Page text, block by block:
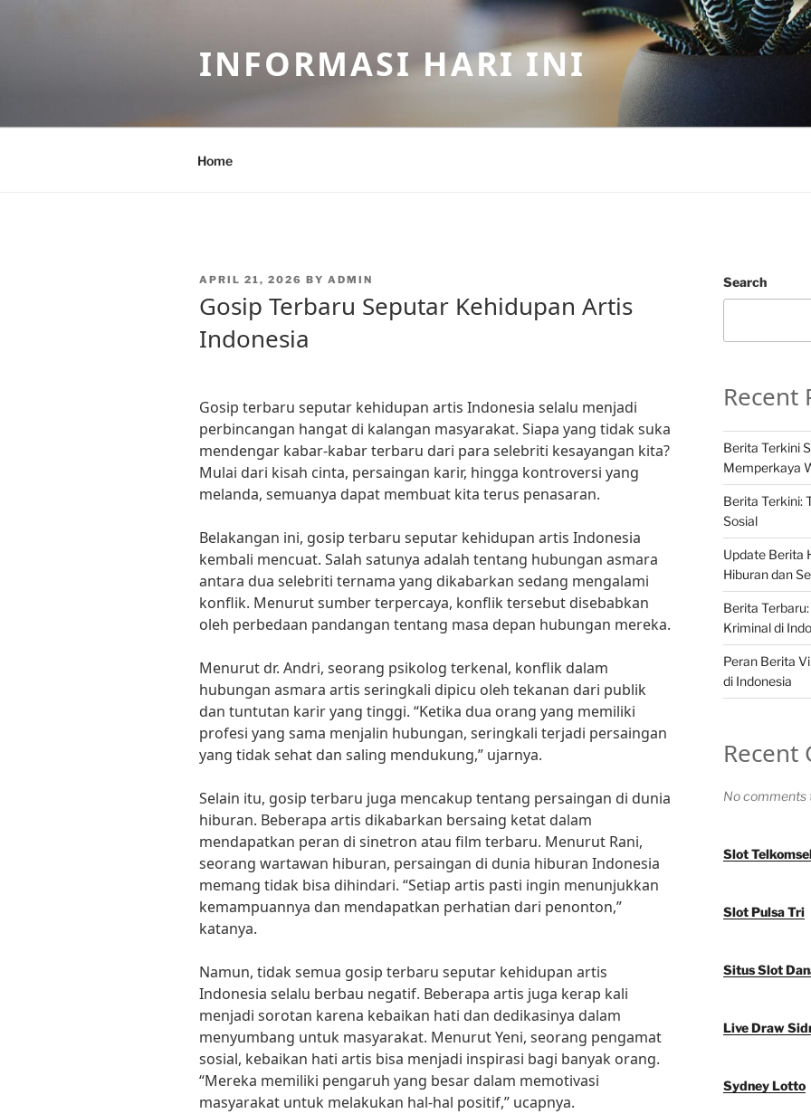
INFORMASI HARI INI
Home
POSTED
APRIL 21, 2026 BY ADMIN
Gosip Terbaru Seputar Kehidupan Artis
Indonesia
Gosip terbaru seputar kehidupan artis Indonesia selalu menjadi
perbincangan hangat di kalangan masyarakat. Siapa yang tidak suka
mendengar kabar-kabar terbaru dari para selebriti kesayangan kita?
Mulai dari kisah cinta, persaingan karir, hingga kontroversi yang
melanda, semuanya dapat membuat kita terus penasaran.
Belakangan ini, gosip terbaru seputar kehidupan artis Indonesia
kembali mencuat. Salah satunya adalah tentang hubungan asmara
antara dua selebriti ternama yang dikabarkan sedang mengalami
konflik. Menurut sumber terpercaya, konflik tersebut disebabkan
oleh perbedaan pandangan tentang masa depan hubungan mereka.
Menurut dr. Andri, seorang psikolog terkenal, konflik dalam
hubungan asmara artis seringkali dipicu oleh tekanan dari publik
dan tuntutan karir yang tinggi. “Ketika dua orang yang memiliki
profesi yang sama menjalin hubungan, seringkali terjadi persaingan
yang tidak sehat dan saling mendukung,” ujarnya.
Selain itu, gosip terbaru juga mencakup tentang persaingan di dunia
hiburan. Beberapa artis dikabarkan bersaing ketat dalam
mendapatkan peran di sinetron atau film terbaru. Menurut Rani,
seorang wartawan hiburan, persaingan di dunia hiburan Indonesia
memang tidak bisa dihindari. “Setiap artis pasti ingin menunjukkan
kemampuannya dan mendapatkan perhatian dari penonton,”
katanya.
Namun, tidak semua gosip terbaru seputar kehidupan artis
Indonesia selalu berbau negatif. Beberapa artis juga kerap kali
menjadi sorotan karena kebaikan hati dan dedikasinya dalam
menyumbang untuk masyarakat. Menurut Yeni, seorang pengamat
sosial, kebaikan hati artis bisa menjadi inspirasi bagi banyak orang.
“Mereka memiliki pengaruh yang besar dalam memotivasi
masyarakat untuk melakukan hal-hal positif,” ucapnya.
Search
Recent
Berita Terkini
Memperkaya
Berita Terkini:
Sosial
Update Berita
Hiburan dan
Berita
Kriminal di
Peran Berita
di Indonesia
Recent
No comments
Slot
Slot Pulsa Tri
Situs Slot
Live Draw
Sydney Lotto